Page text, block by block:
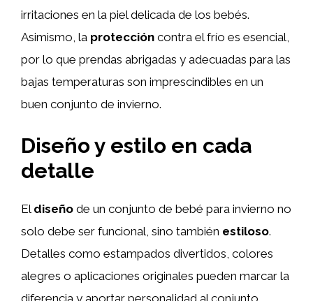
irritaciones en la piel delicada de los bebés.
Asimismo, la protección contra el frío es esencial,
por lo que prendas abrigadas y adecuadas para las
bajas temperaturas son imprescindibles en un
buen conjunto de invierno.
Diseño y estilo en cada
detalle
El diseño de un conjunto de bebé para invierno no
solo debe ser funcional, sino también estiloso.
Detalles como estampados divertidos, colores
alegres o aplicaciones originales pueden marcar la
diferencia y aportar personalidad al conjunto.